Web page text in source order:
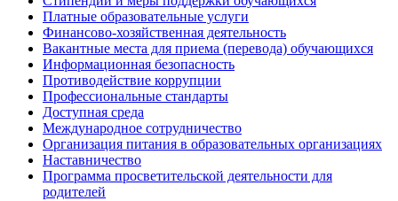
Платные образовательные услуги
Финансово-хозяйственная деятельность
Вакантные места для приема (перевода) обучающихся
Информационная безопасность
Противодействие коррупции
Профессиональные стандарты
Доступная среда
Международное сотрудничество
Организация питания в образовательных организациях
Наставничество
Программа просветительской деятельности для
родителей